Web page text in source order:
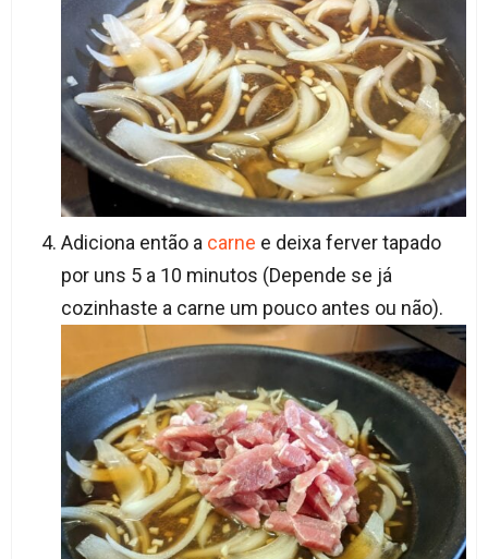
Adiciona então a carne e deixa ferver tapado
por uns 5 a 10 minutos (Depende se já
cozinhaste a carne um pouco antes ou não).